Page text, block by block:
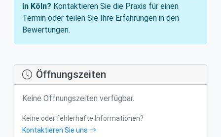
in Köln? Kontaktieren Sie die Praxis für einen
Termin oder teilen Sie Ihre Erfahrungen in den
Bewertungen.
Öffnungszeiten
Keine Öffnungszeiten verfügbar.
Keine oder fehlerhafte Informationen?
Kontaktieren Sie uns